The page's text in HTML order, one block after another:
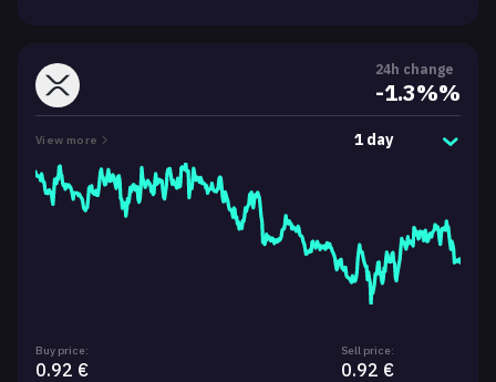
24h change
-1.3%%
View more 1 day
Buy price:
0.92 €
Sell price:
0.92 €